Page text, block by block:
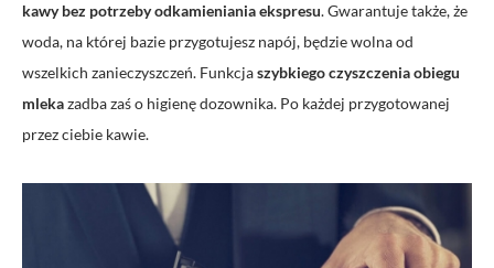
kawy bez potrzeby odkamieniania ekspresu. Gwarantuje także, że
woda, na której bazie przygotujesz napój, będzie wolna od
wszelkich zanieczyszczeń. Funkcjaszybkiego czyszczenia obiegu
mlekazadba zaś o higienę dozownika. Po każdej przygotowanej
przez ciebie kawie.